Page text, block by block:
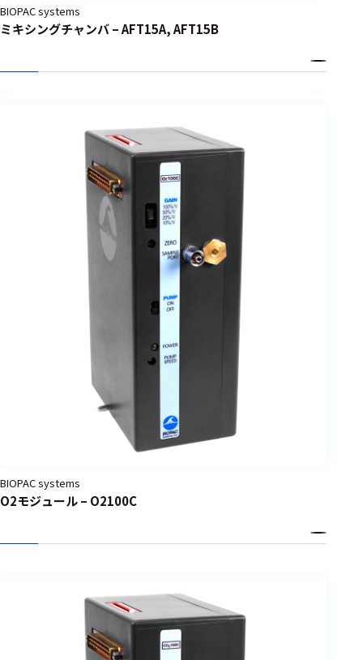
BIOPAC systems
ミキシングチャンバ – AFT15A, AFT15B
BIOPAC systems
O2モジュール – O2100C